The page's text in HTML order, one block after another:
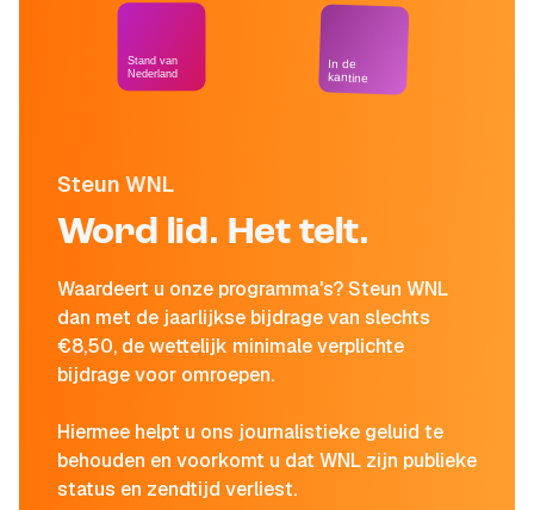
Steun WNL
Word lid. Het telt.
Waardeert u onze programma's? Steun WNL
dan met de jaarlijkse bijdrage van slechts
€8,50, de wettelijk minimale verplichte
bijdrage voor omroepen.
Hiermee helpt u ons journalistieke geluid te
behouden en voorkomt u dat WNL zijn publieke
status en zendtijd verliest.
Stand van
Nederland
In de
kantine